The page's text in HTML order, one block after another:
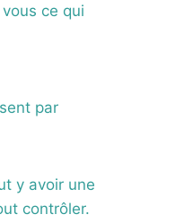
ce qui
par
y avoir une
contrôler.